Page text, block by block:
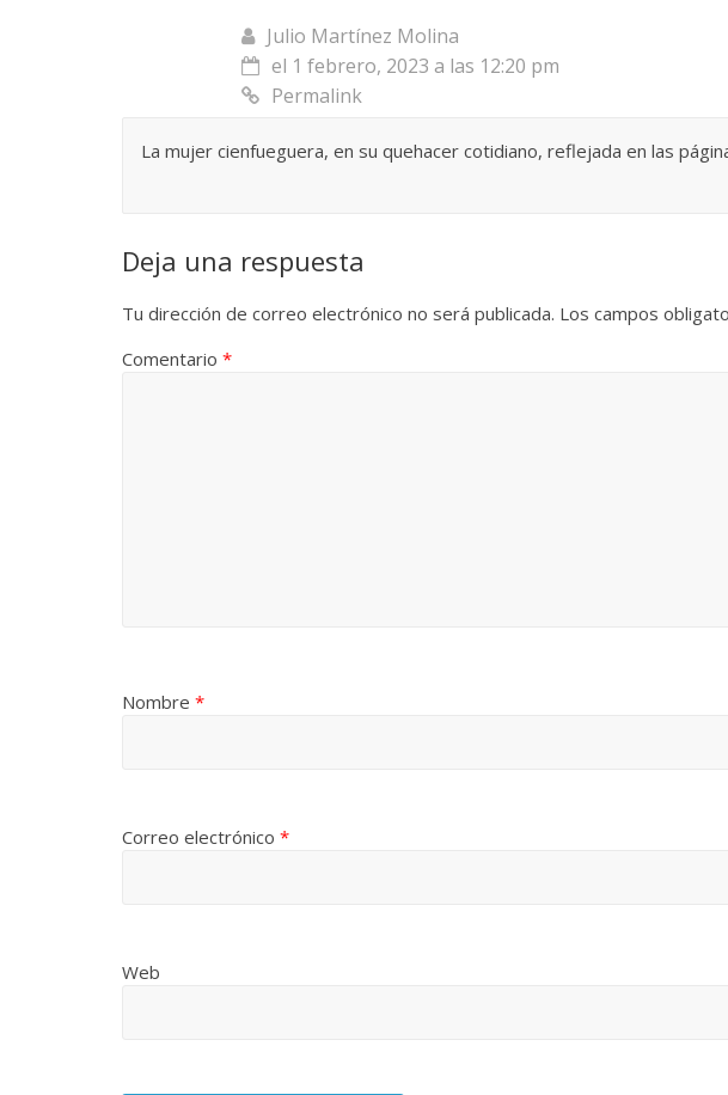
Julio Martínez Molina
el 1 febrero, 2023 a las 12:20 pm
Permalink
La mujer cienfueguera, en su quehacer cotidiano, reflejada en las
Deja una respuesta
Tu dirección de correo electrónico no será publicada. Los campos
Comentario *
Nombre *
Correo electrónico *
Web
Responso por el alma
atormentada de Denís
0